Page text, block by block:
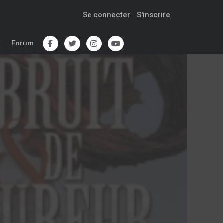
Se connecter S'inscrire
Forum